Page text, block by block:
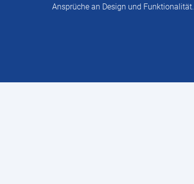
Ansprüche an Design und Funktionalität.